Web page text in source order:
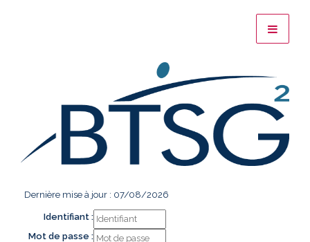
Dernière mise à jour : 07/08/2026
Identifiant :
Mot de passe :